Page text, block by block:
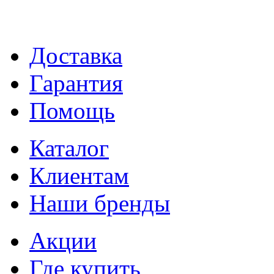
Доставка
Гарантия
Помощь
Каталог
Клиентам
Наши бренды
Акции
Где купить